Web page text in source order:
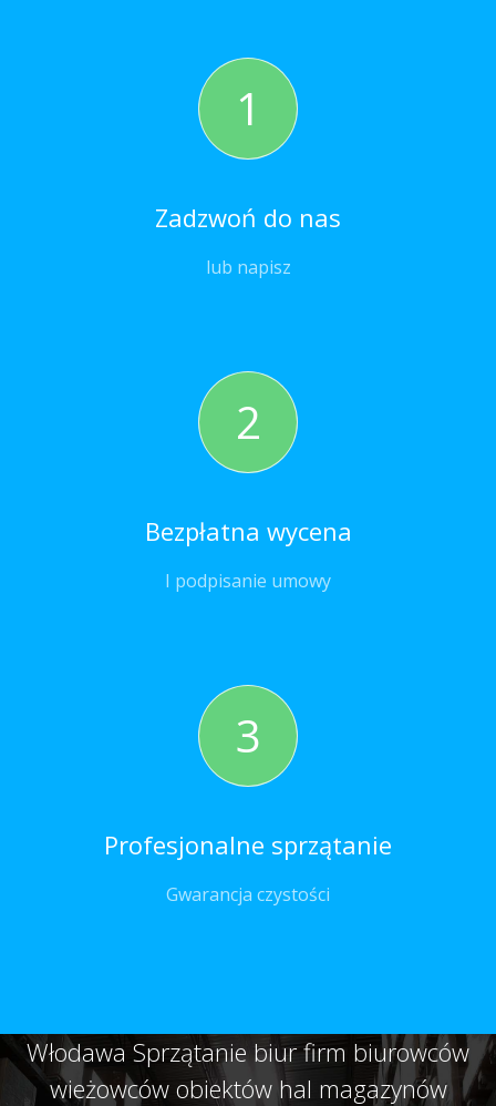
1
Zadzwoń do nas
lub napisz
2
Bezpłatna wycena
I podpisanie umowy
3
Profesjonalne sprzątanie
Gwarancja czystości
Włodawa Sprzątanie biur firm biurowców
wieżowców obiektów hal magazynów